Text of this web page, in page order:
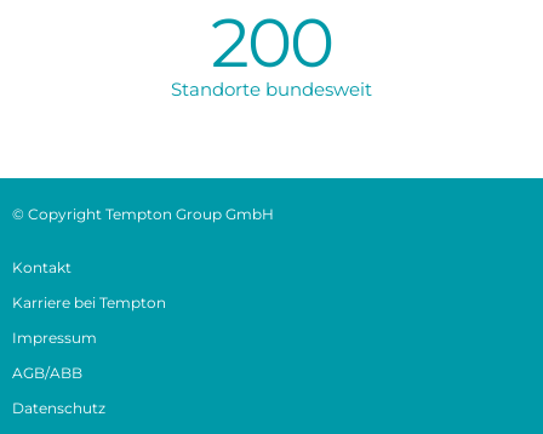
200
Standorte bundesweit
© Copyright Tempton Group GmbH
Kontakt
Karriere bei Tempton
Impressum
AGB/ABB
Datenschutz